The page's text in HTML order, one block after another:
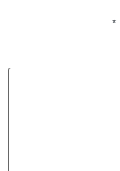
*